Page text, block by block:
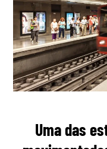
Uma das